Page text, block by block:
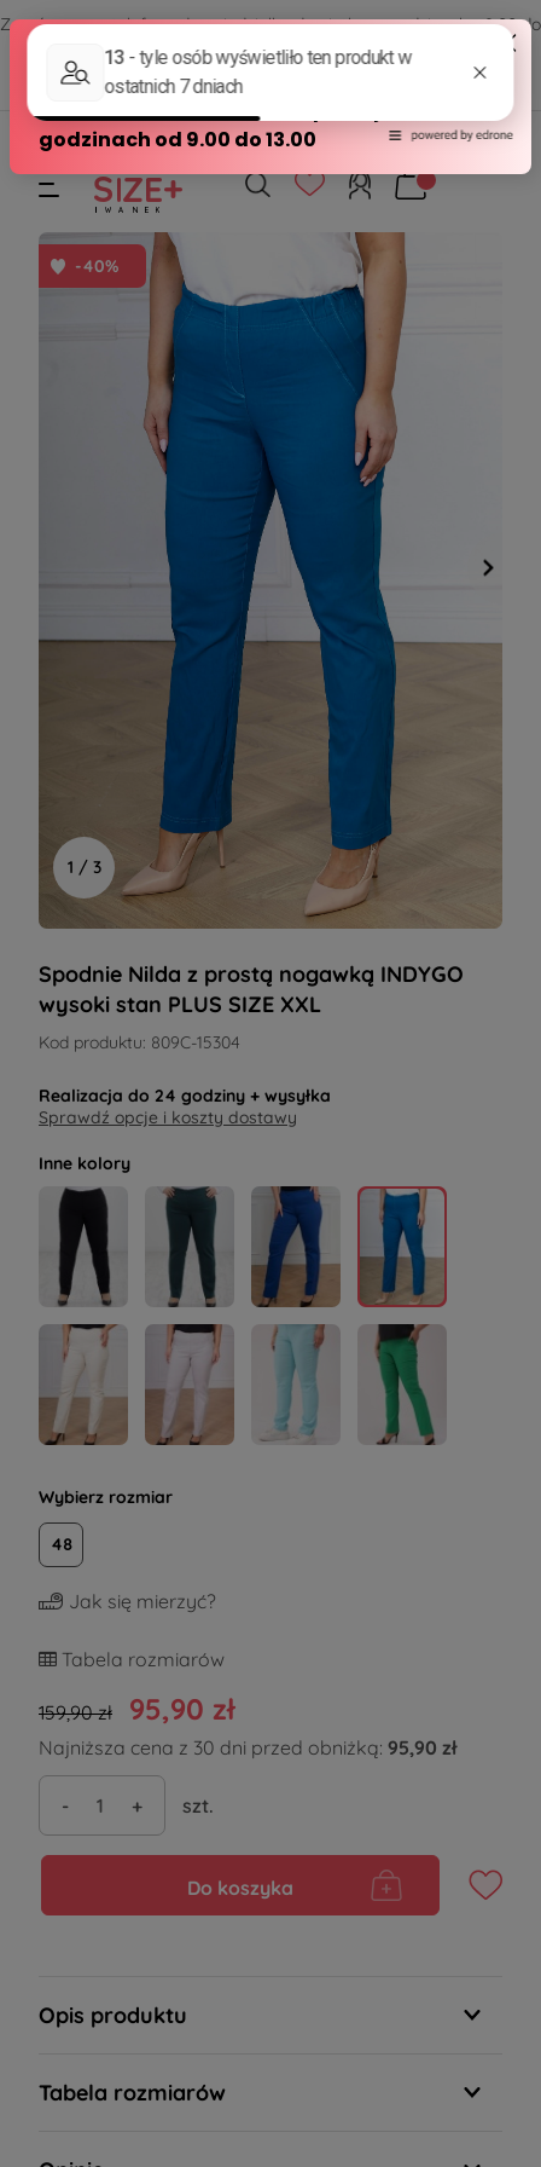
Zamów przez telefon od poniedziałku do piątku w godzinach - 8:00 do
15:00
570 390 351
sklep@modasizeplus.pl
-40%
1 / 3
Spodnie Nilda z prostą nogawką INDYGO
wysoki stan PLUS SIZE XXL
Kod produktu: 809C-15304
Realizacja do 24 godziny + wysyłka
Sprawdź opcje i koszty dostawy
Inne kolory
Wybierz rozmiar
48
Jak się mierzyć?
Tabela rozmiarów
159,90 zł 95,90 zł
Najniższa cena z 30 dni przed obniżką: 95,90 zł
- + szt.
Do koszyka
Opis produktu
Tabela rozmiarów